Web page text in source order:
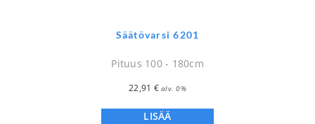
Säätövarsi 6201
Pituus 100 - 180cm
22,91 € alv. 0%
LISÄÄ